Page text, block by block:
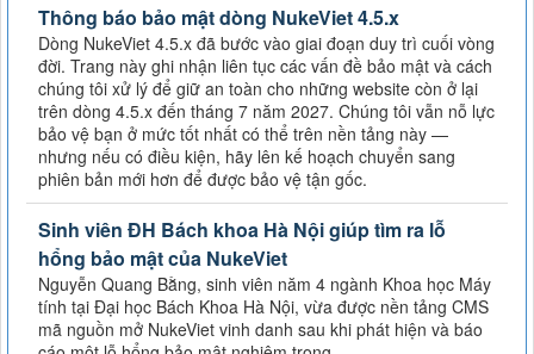
Thông báo bảo mật dòng NukeViet 4.5.x
Dòng NukeViet 4.5.x đã bước vào giai đoạn duy trì cuối vòng
đời. Trang này ghi nhận liên tục các vấn đề bảo mật và cách
chúng tôi xử lý để giữ an toàn cho những website còn ở lại
trên dòng 4.5.x đến tháng 7 năm 2027. Chúng tôi vẫn nỗ lực
bảo vệ bạn ở mức tốt nhất có thể trên nền tảng này —
nhưng nếu có điều kiện, hãy lên kế hoạch chuyển sang
phiên bản mới hơn để được bảo vệ tận gốc.
Sinh viên ĐH Bách khoa Hà Nội giúp tìm ra lỗ
hổng bảo mật của NukeViet
Nguyễn Quang Bằng, sinh viên năm 4 ngành Khoa học Máy
tính tại Đại học Bách Khoa Hà Nội, vừa được nền tảng CMS
mã nguồn mở NukeViet vinh danh sau khi phát hiện và báo